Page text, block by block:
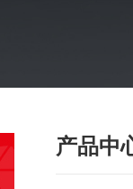
产品中